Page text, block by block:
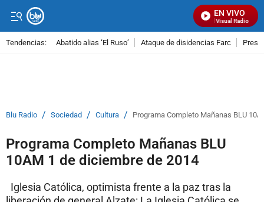
EN VIVO
Señal Visual Radio
Tendencias: Abatido alias ‘El Ruso’ Ataque de disidencias Farc
Blu Radio / Sociedad / Cultura / Programa Completo Mañanas BLU
Programa Completo Mañanas BLU
10AM 1 de diciembre de 2014
Iglesia Católica, optimista frente a la paz tras la